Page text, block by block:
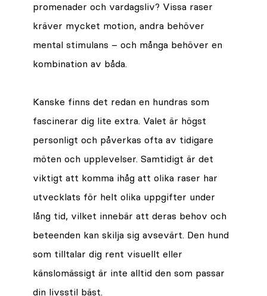
promenader och vardagsliv? Vissa raser
kräver mycket motion, andra behöver
mental stimulans – och många behöver en
kombination av båda.
Kanske finns det redan en hundras som
fascinerar dig lite extra. Valet är högst
personligt och påverkas ofta av tidigare
möten och upplevelser. Samtidigt är det
viktigt att komma ihåg att olika raser har
utvecklats för helt olika uppgifter under
lång tid, vilket innebär att deras behov och
beteenden kan skilja sig avsevärt. Den hund
som tilltalar dig rent visuellt eller
känslomässigt är inte alltid den som passar
din livsstil bäst.